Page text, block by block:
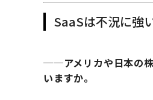
SaaSは不況に強
──アメリカや日本の株
いますか。